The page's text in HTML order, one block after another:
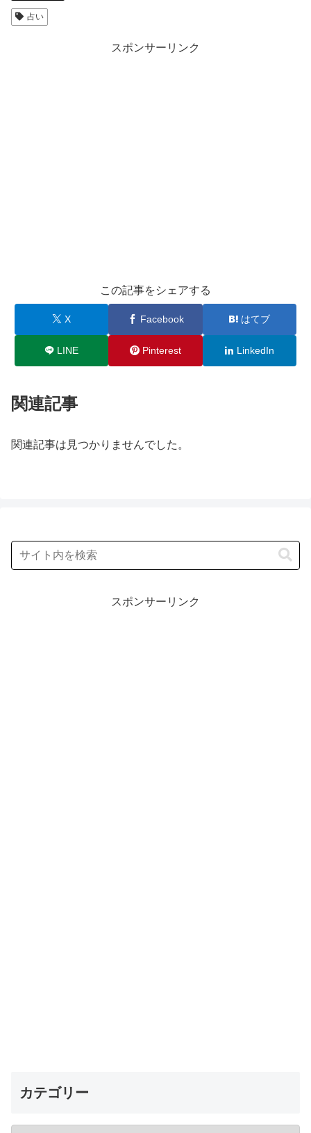
占い
スポンサーリンク
この記事をシェアする
X Facebook はてブ
LINE Pinterest LinkedIn
関連記事
関連記事は見つかりませんでした。
スポンサーリンク
カテゴリー